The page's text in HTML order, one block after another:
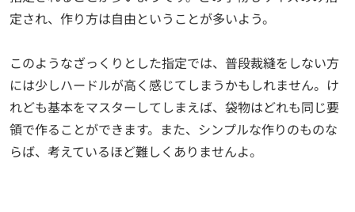
定され、作り方は自由ということが多いよう。
このようなざっくりとした指定では、普段裁縫をしない方
には少しハードルが高く感じてしまうかもしれません。け
れども基本をマスターしてしまえば、袋物はどれも同じ要
領で作ることができます。また、シンプルな作りのものな
らば、考えているほど難しくありませんよ。